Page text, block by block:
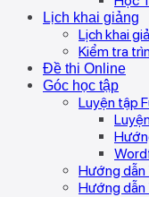
Lịch khai giảng
Lịch khai
Kiểm tra
Đề thi Online
Góc học tập
Luyện tập
Hướng dẫn
Hướng dẫn